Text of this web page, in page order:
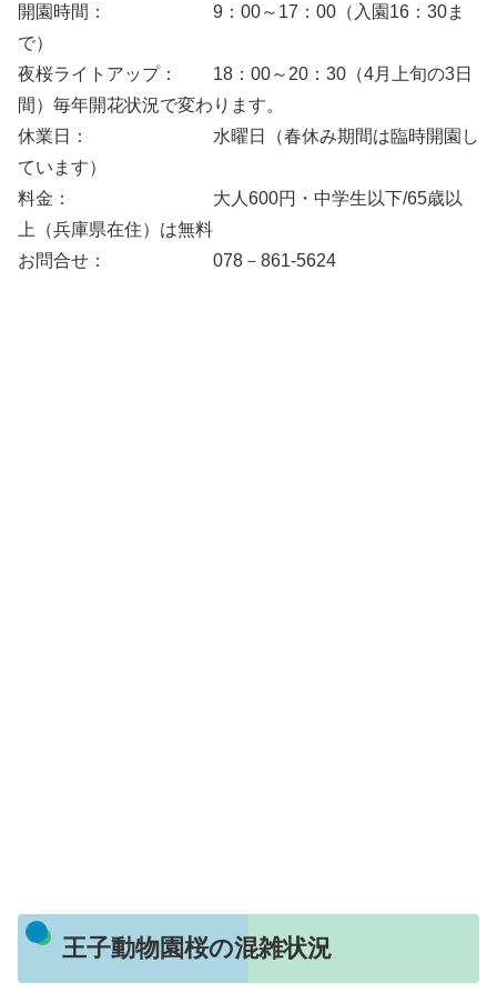
開園時間： 9：00～17：00（入園16：30ま
で）
夜桜ライトアップ： 18：00～20：30（4月上旬の3日
間）毎年開花状況で変わります。
休業日： 水曜日（春休み期間は臨時開園し
ています）
料金： 大人600円・中学生以下/65歳以
上（兵庫県在住）は無料
お問合せ： 078－861-5624
王子動物園桜の混雑状況